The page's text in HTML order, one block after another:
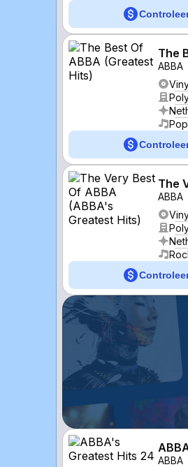
The
ABBA
Pop
The
ABBA
ABBA